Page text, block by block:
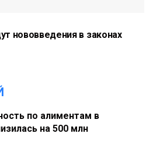
нововведения в законах
по алиментам в
на 500 млн